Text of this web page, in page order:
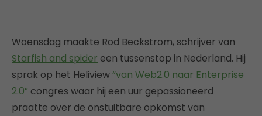
Woensdag maakte Rod Beckstrom, schrijver van
Starfish and spider een tussenstop in Nederland. Hij
sprak op het Heliview“van Web2.0 naar Enterprise
2.0” congres waar hij een uur gepassioneerd
praatte over de onstuitbare opkomst van